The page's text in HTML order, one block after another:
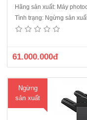
Hãng sản xuất: Máy
Tình trạng: Ngừng sản
61.000.000đ
Ngừng
sản xuất
Máy photo Toshiba e-
lắp đặt toàn quốc)Chức
mạng.- Màn hình LCD